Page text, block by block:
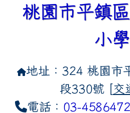
桃園市平鎮
小學
地址：324 桃園市
段330號 [交
電話： 03-4586472